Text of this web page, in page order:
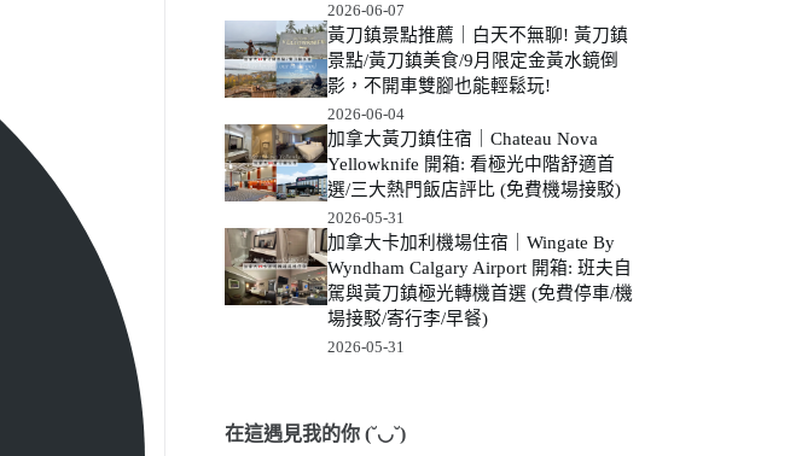
2026-06-07
黃刀鎮景點推薦｜白天不無聊! 黃刀鎮
景點/黃刀鎮美食/9月限定金黃水鏡倒
影，不開車雙腳也能輕鬆玩!
2026-06-04
加拿大黃刀鎮住宿｜Chateau Nova
Yellowknife 開箱: 看極光中階舒適首
選/三大熱門飯店評比 (免費機場接駁)
2026-05-31
加拿大卡加利機場住宿｜Wingate By
Wyndham Calgary Airport 開箱: 班夫自
駕與黃刀鎮極光轉機首選 (免費停車/機
場接駁/寄行李/早餐)
2026-05-31
在這遇見我的你 (˘◡˘)